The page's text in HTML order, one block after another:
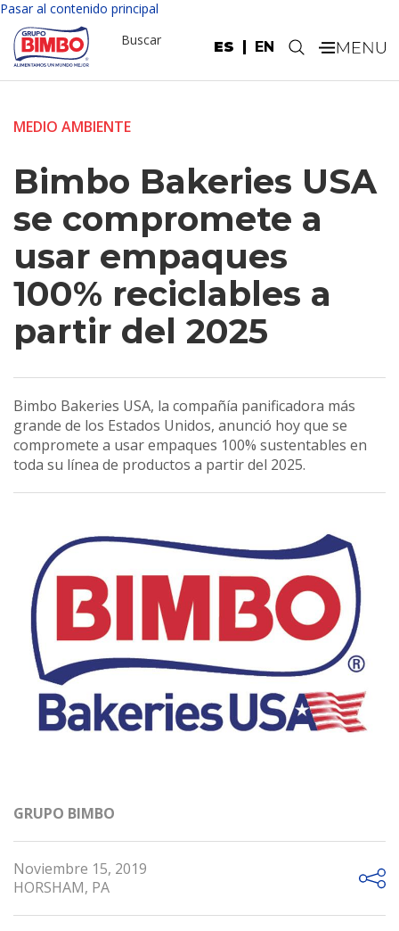
Pasar al contenido principal
ES EN
Buscar .
MEDIO AMBIENTE
Bimbo Bakeries USA
se compromete a
usar empaques
100% reciclables a
partir del 2025
Bimbo Bakeries USA, la compañía panificadora más
grande de los Estados Unidos, anunció hoy que se
compromete a usar empaques 100% sustentables en
toda su línea de productos a partir del 2025.
GRUPO BIMBO
Noviembre 15, 2019
HORSHAM, PA